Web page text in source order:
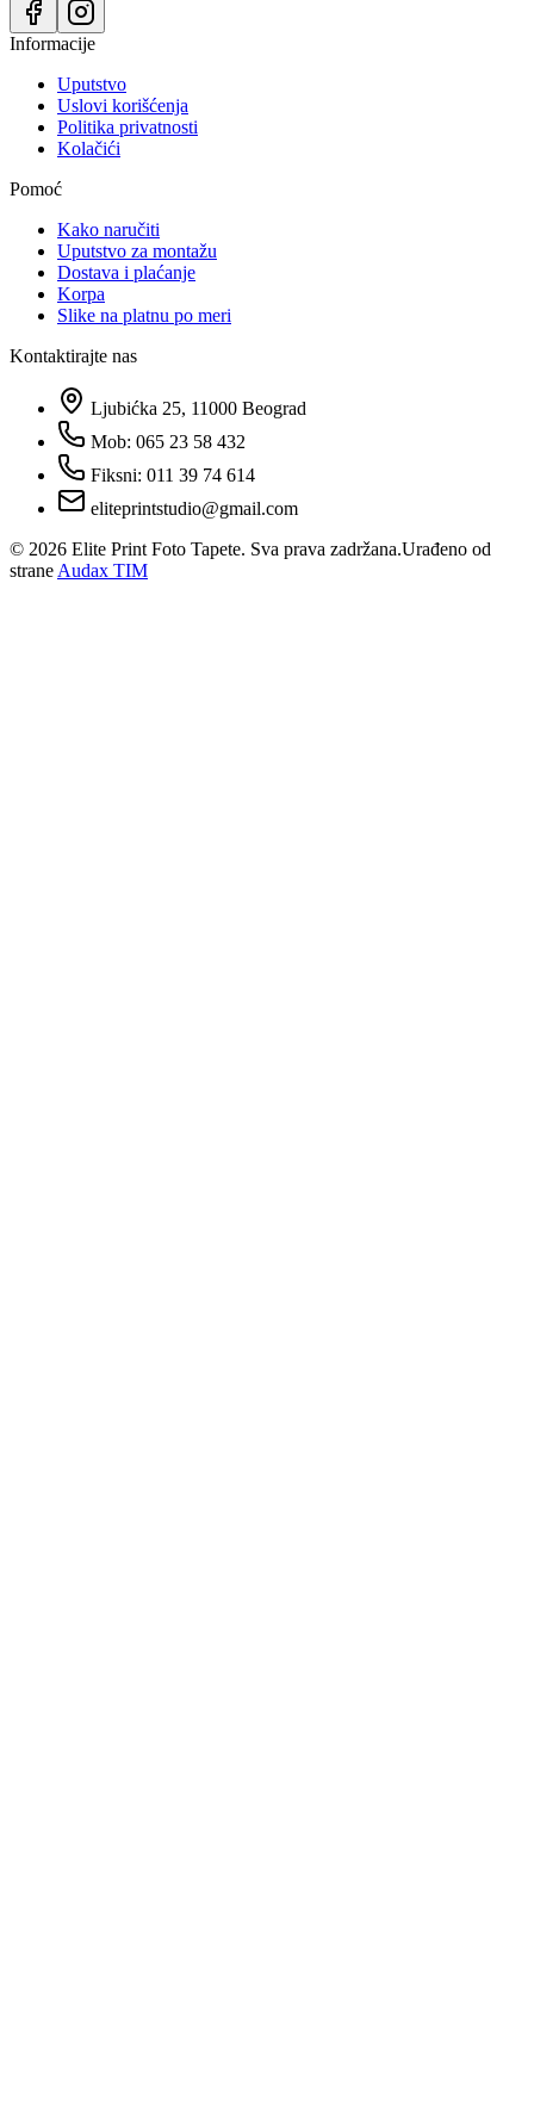
Informacije
Uputstvo
Uslovi korišćenja
Politika privatnosti
Kolačići
Pomoć
Kako naručiti
Uputstvo za montažu
Dostava i plaćanje
Korpa
Slike na platnu po meri
Kontaktirajte nas
Ljubićka 25, 11000 Beograd
Mob: 065 23 58 432
Fiksni: 011 39 74 614
eliteprintstudio@gmail.com
© 2026 Elite Print Foto Tapete. Sva prava zadržana.Urađeno od
strane Audax TIM